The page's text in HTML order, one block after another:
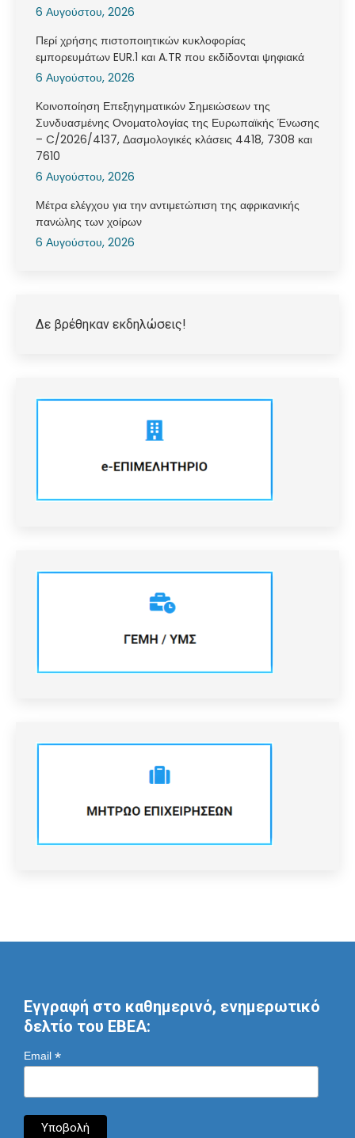
6 Αυγούστου, 2026
Περί χρήσης πιστοποιητικών κυκλοφορίας
εμπορευμάτων EUR.1 και A.TR που εκδίδονται ψηφιακά
6 Αυγούστου, 2026
Κοινοποίηση Επεξηγηματικών Σημειώσεων της
Συνδυασμένης Ονοματολογίας της Ευρωπαϊκής Ένωσης
– C/2026/4137, Δασμολογικές κλάσεις 4418, 7308 και
7610
6 Αυγούστου, 2026
Μέτρα ελέγχου για την αντιμετώπιση της αφρικανικής
πανώλης των χοίρων
6 Αυγούστου, 2026
Δε βρέθηκαν εκδηλώσεις!
Εγγραφή στο καθημερινό, ενημερωτικό
δελτίο του ΕΒΕΑ:
Email *